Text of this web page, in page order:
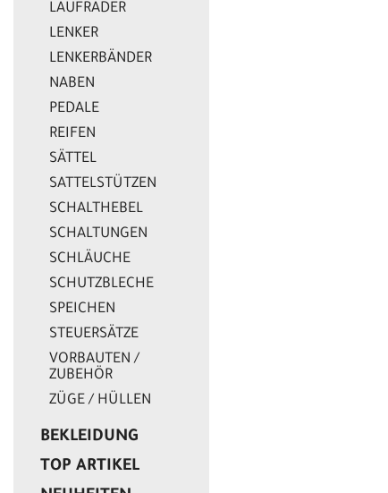
LAUFRÄDER
LENKER
LENKERBÄNDER
NABEN
PEDALE
REIFEN
SÄTTEL
SATTELSTÜTZEN
SCHALTHEBEL
SCHALTUNGEN
SCHLÄUCHE
SCHUTZBLECHE
SPEICHEN
STEUERSÄTZE
VORBAUTEN /
ZUBEHÖR
ZÜGE / HÜLLEN
BEKLEIDUNG
TOP ARTIKEL